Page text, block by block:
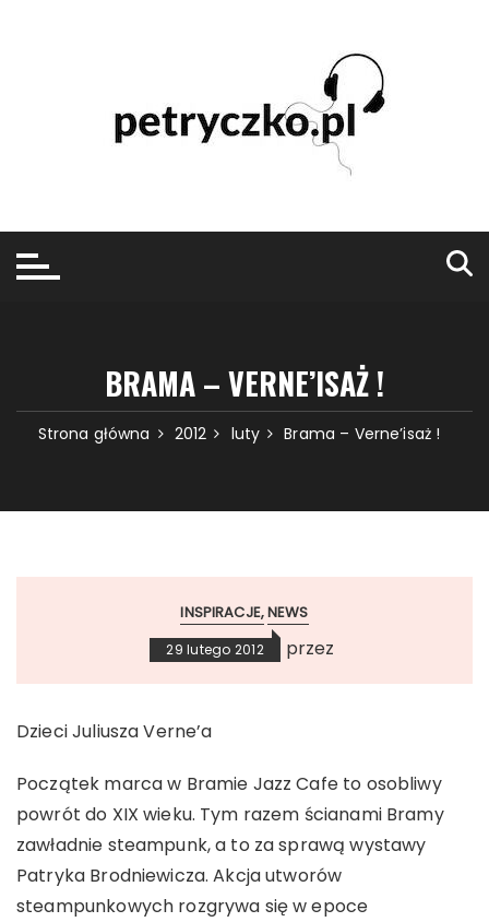
BRAMA – VERNE’ISAŻ !
Strona główna 2012 luty Brama – Verne’isaż !
INSPIRACJE NEWS
29 lutego 2012 przez
Dzieci Juliusza Verne’a
Początek marca w Bramie Jazz Cafe to osobliwy
powrót do XIX wieku. Tym razem ścianami Bramy
zawładnie steampunk, a to za sprawą wystawy
Patryka Brodniewicza. Akcja utworów
steampunkowych rozgrywa się w epoce